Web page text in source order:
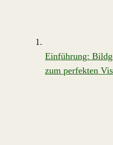
Einführung:
zum perfekten